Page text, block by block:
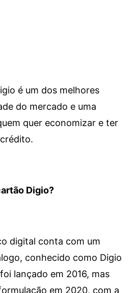
é um dos melhores
do mercado e uma
quer economizar e ter
Digio?
digital conta com um
conhecido como Digio
lançado em 2016, mas
em 2020, com a